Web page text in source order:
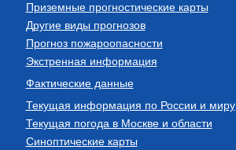
Приземные прогностические карты
Другие виды прогнозов
Прогноз пожароопасности
Экстренная информация
Фактические данные
Текущая информация по России и миру
Текущая погода в Москве и области
Синоптические карты